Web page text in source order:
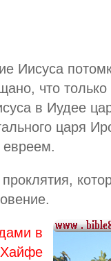
Иисуса
что только
в Иудее
царя
в